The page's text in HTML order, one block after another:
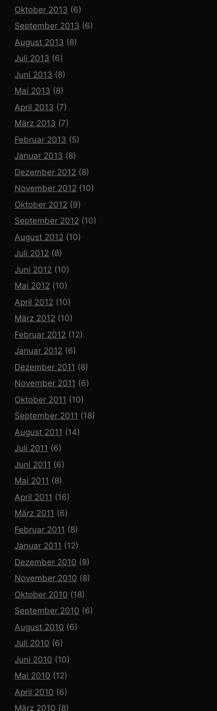
Oktober 2013 (6)
September 2013 (6)
August 2013 (8)
Juli 2013 (6)
Juni 2013 (8)
Mai 2013 (8)
April 2013 (7)
März 2013 (7)
Februar 2013 (5)
Januar 2013 (8)
Dezember 2012 (8)
November 2012 (10)
Oktober 2012 (9)
September 2012 (10)
August 2012 (10)
Juli 2012 (8)
Juni 2012 (10)
Mai 2012 (10)
April 2012 (10)
März 2012 (10)
Februar 2012 (12)
Januar 2012 (6)
Dezember 2011 (8)
November 2011 (6)
Oktober 2011 (10)
September 2011 (18)
August 2011 (14)
Juli 2011 (6)
Juni 2011 (6)
Mai 2011 (8)
April 2011 (16)
März 2011 (6)
Februar 2011 (8)
Januar 2011 (12)
Dezember 2010 (8)
November 2010 (8)
Oktober 2010 (18)
September 2010 (6)
August 2010 (6)
Juli 2010 (6)
Juni 2010 (10)
Mai 2010 (12)
April 2010 (6)
März 2010 (8)